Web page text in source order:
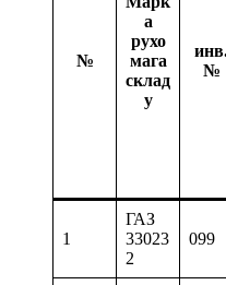
№
а
рухо
мага
склад
у
№
1
ГАЗ
33023
2
099